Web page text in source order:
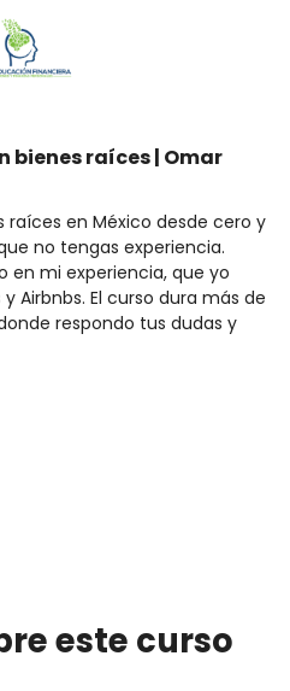
bienes raíces | Omar
raíces en México desde cero y
no tengas experiencia.
en mi experiencia, que yo
Airbnbs. El curso dura más de
respondo tus dudas y
este curso